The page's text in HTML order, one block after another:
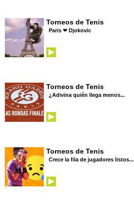
Torneos de Tenis
Paris ❤ Djokovic
Torneos de Tenis
¿Adivina quién llega menos...
Torneos de Tenis
Crece la fila de jugadores listos...